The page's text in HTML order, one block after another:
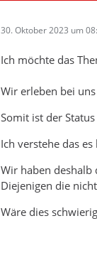
30. Oktober 2023 um
Ich möchte das
Wir erleben bei
Somit ist der
Ich verstehe das
Wir haben
Diejenigen die
Wäre dies